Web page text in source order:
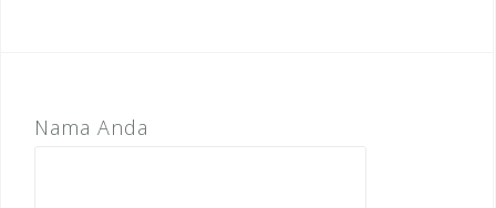
Nama Anda